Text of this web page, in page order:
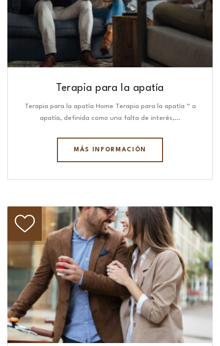
Terapia para la apatía
Terapia para la apatía Home Terapia para la apatía “ a
apatía, definida como una falta de interés,…
MÁS INFORMACIÓN